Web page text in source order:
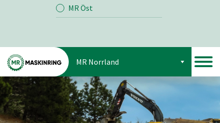
MR Öst
MR Norrland